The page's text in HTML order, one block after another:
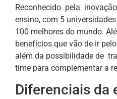
Reconhecido pela
ensino, com 5
100 melhores do mundo.
benefícios que vão de ir
além da possibilidade de
time para complementar a
Diferenciais da